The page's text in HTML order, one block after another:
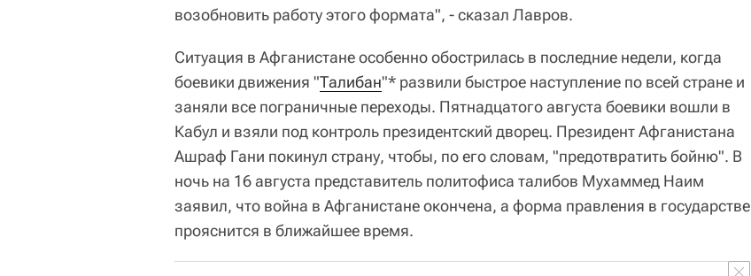
возобновить работу этого формата", - сказал Лавров.
Ситуация в Афганистане особенно обострилась в последние недели, когда
боевики движения "Талибан"* развили быстрое наступление по всей стране и
заняли все пограничные переходы. Пятнадцатого августа боевики вошли в
Кабул и взяли под контроль президентский дворец. Президент Афганистана
Ашраф Гани покинул страну, чтобы, по его словам, "предотвратить бойню". В
ночь на 16 августа представитель политофиса талибов Мухаммед Наим
заявил, что война в Афганистане окончена, а форма правления в государстве
прояснится в ближайшее время.